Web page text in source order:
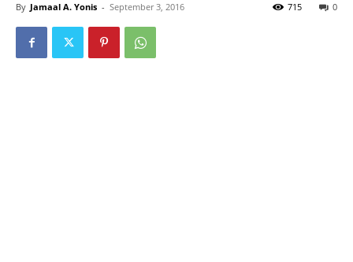
By Jamaal A. Yonis - September 3, 2016 0
715